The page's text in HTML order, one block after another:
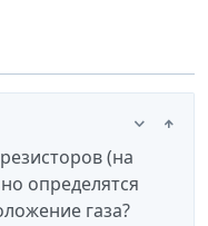
(на
определятся
газа?